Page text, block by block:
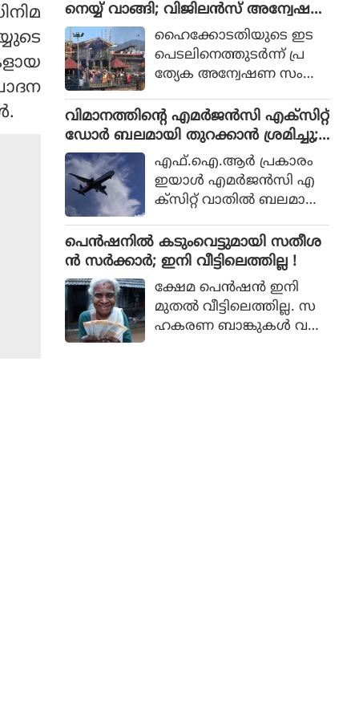
ഭാഗമായി തൃശ്ശൂർ റൗണ്ട്
മാർക്കറ്റ്, ശക്തൻ മാർക്ക
റ്റ്, പൂങ്കുന്നം മാർക്കറ്റ്, ഒ
ല്ലൂർ മാർക്കറ്റ്, അയ്യ
കുര്യാച്ചിറ മാർക്കറ്റ് എ
ന്നിവിടങ്ങളിലെ പ്രദേശ
വാസികളുമായി സംവാദം
നടത്തി.
പുതിയ ഡാം നിര്‍മിക്കുക
മാത്രമാണ് ശാശ്വത പ
രിഹാരമെന്നും മന്ത്രി പറ
ഞ്ഞു. മുല്ലപ്പെരിയാറിലെ
ജലനിരപ്പ് ഉയര്‍ത്തുമെന്ന
തമിഴ്നാട് ബജറ്റ് പ്രഖ്യാപന
ത്തോട് പ്രതികരിക്കുക
യായിരുന്നു മന്ത്രി.
നെയ്യ് വാങ്ങി; വിജിലന്‍സ് അന്വേഷ
ണത്തിന് ഹൈക്കോടതി ഉത്തരവ്
ഹൈക്കോടതിയുടെ ഇട
പെടലിനെത്തുടര്‍ന്ന് പ്ര
ത്യേക അന്വേഷണ സംഘ
ന്വേഷിക്കുന്ന മൂന്നാമത്തെ
ശബരിമല വിവാദമാണിത്.
വിമാനത്തിന്റെ എമര്‍ജന്‍സി എക്‌സിറ്റ്
ഡോര്‍ ബലമായി തുറക്കാന്‍ ശ്രമിച്ചു;
മലയാളി പിടിയില്‍എഫ്.ഐ.ആര്‍ പ്രകാരം
ഇയാള്‍ എമര്‍ജന്‍സി എ
ക്‌സിറ്റ് വാതില്‍ ബലമായി
എമര്‍ജന്‍സി വിന്‍ഡോ
പാനല്‍ തകര്‍ക്കുകയും
പെൻഷനിൽ കടുംവെട്ടുമായി സതീശ
ൻ സർക്കാർ; ഇനി വീട്ടിലെത്തില്ല !
ക്ഷേമ പെൻഷൻ ഇനി
മുതൽ വീട്ടിലെത്തില്ല. സ
ഹകരണ ബാങ്കുകൾ വഴി